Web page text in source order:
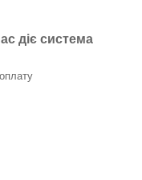
діє система